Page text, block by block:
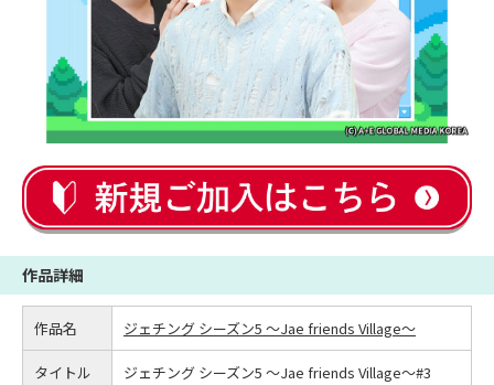
作品詳細
作品名 ジェチング シーズン5 ～Jae friends Village～
タイトル ジェチング シーズン5 ～Jae friends Village～#3